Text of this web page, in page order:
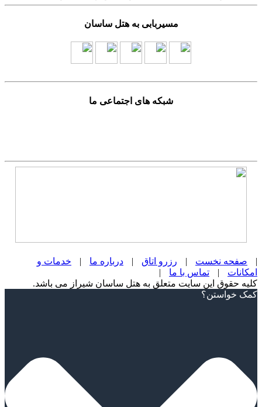
مسیربابی به هتل ساسان
شبکه های اجتماعی ما
| صفحه نخست | رزرو اتاق | درباره ما |
خدمات و
امکانات
| تماس با ما
|
کلیه حقوق این سایت متعلق به هتل ساسان شیراز می باشد.
Scroll
کمک خواستن؟